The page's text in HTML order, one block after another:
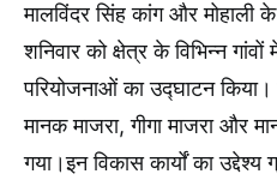
मालविंदर सिंह कांग और
शनिवार को क्षेत्र के विभिन्न
परियोजनाओं का उद्घाटन
मानक माजरा, गीगा माजरा और
गया।इन विकास कार्यों का